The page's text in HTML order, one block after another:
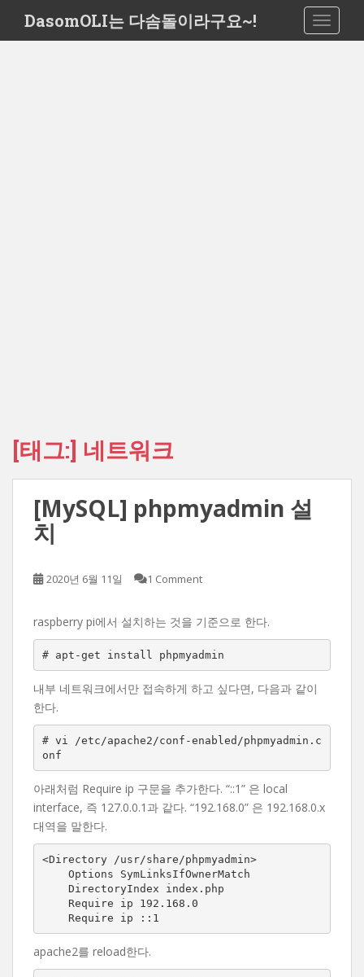
i
DasomOLI는 다솜돌이라구요~!
[태그:] 네트워크
[MySQL] phpmyadmin 설
치
2020년 6월 11일 1 Comment
raspberry pi에서 설치하는 것을 기준으로 한다.
# apt-get install phpmyadmin
내부 네트워크에서만 접속하게 하고 싶다면, 다음과 같이
한다.
# vi /etc/apache2/conf-enabled/phpmyadmin.c
onf
아래처럼 Require ip 구문을 추가한다. “::1” 은 local
interface, 즉 127.0.0.1과 같다. “192.168.0” 은 192.168.0.x
대역을 말한다.
<Directory /usr/share/phpmyadmin>
    Require ip ::1
apache2를 reload한다.